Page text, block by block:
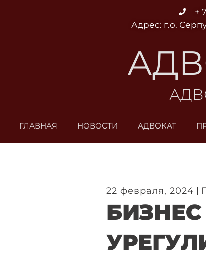
+
Адрес: г.о.
ГЛАВНАЯ НОВОСТИ АДВОКАТ
22 февраля, 2024